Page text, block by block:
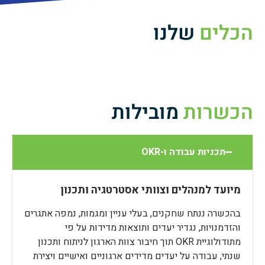
הכלים שלנו
הכשרות מובילות
תכניות עבודה ו-OKR
מיועד למנהלים וצוותי אסטרטגיה ותכנון
בהכשרה ננתח שחקנים, בעלי עניין ומגמות, נמפה אתגרים
והזדמנויות, נגדיר יעדים ותוצאות מדידות על פי
מתודולוגיית OKR תוך חיבור צוות הארגון לניתוח ותכנון
שנתי, עבודה על יעדים מדידים ארגוניים ואישיים ויצירת